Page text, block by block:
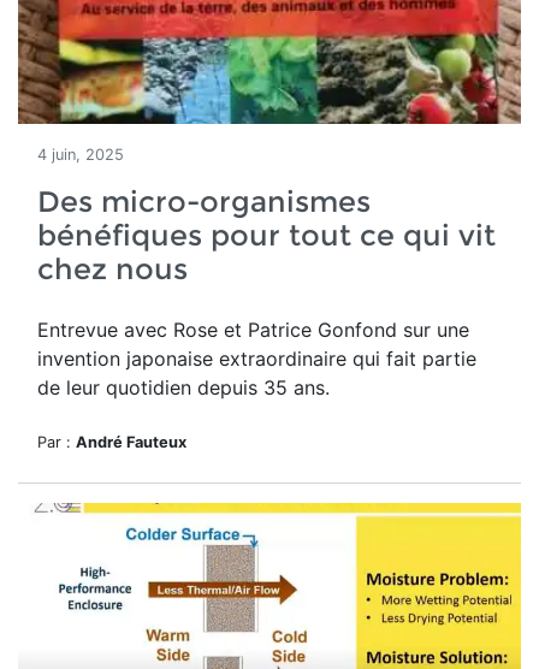
4 juin, 2025
Des micro-organismes
bénéfiques pour tout ce qui vit
chez nous
Entrevue avec Rose et Patrice Gonfond sur une
invention japonaise extraordinaire qui fait partie
de leur quotidien depuis 35 ans.
Par : André Fauteux